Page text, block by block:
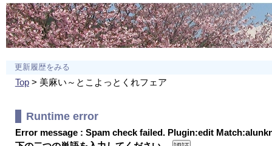
更新履歴をみる
Top> 美麻い～とこよっとくれフェア
Runtime error
Error message : Spam check failed. Plugin:edit